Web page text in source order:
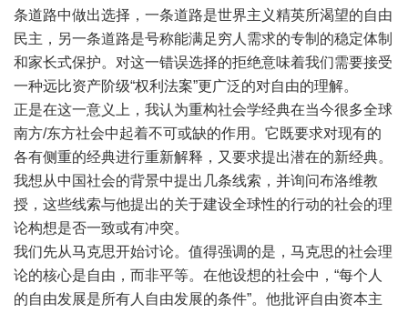
条道路中做出选择，一条道路是世界主义精英所渴望的自由
民主，另一条道路是号称能满足穷人需求的专制的稳定体制
和家长式保护。对这一错误选择的拒绝意味着我们需要接受
一种远比资产阶级“权利法案”更广泛的对自由的理解。
正是在这一意义上，我认为重构社会学经典在当今很多全球
南方/东方社会中起着不可或缺的作用。它既要求对现有的
各有侧重的经典进行重新解释，又要求提出潜在的新经典。
我想从中国社会的背景中提出几条线索，并询问布洛维教
授，这些线索与他提出的关于建设全球性的行动的社会的理
论构想是否一致或有冲突。
我们先从马克思开始讨论。值得强调的是，马克思的社会理
论的核心是自由，而非平等。在他设想的社会中，“每个人
的自由发展是所有人自由发展的条件”。他批评自由资本主